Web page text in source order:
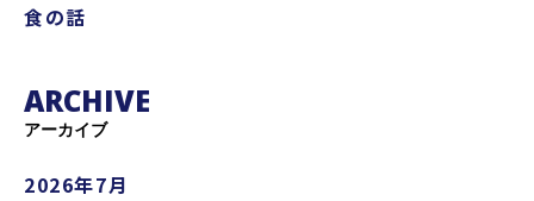
食の話
ARCHIVE
アーカイブ
2026年7月